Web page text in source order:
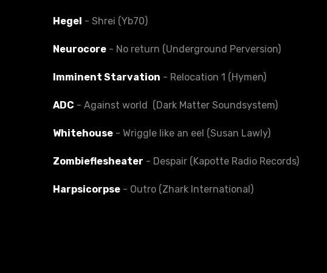
Hegel - Shrei (Yb70)
Neurocore - No return (Underground Perversion)
Imminent Starvation - Relocation 1 (Hymen)
ADC - Against world (Dark Matter Soundsystem)
Whitehouse - Wriggle like an eel (Susan Lawly)
Zombieflesheater - Despair (Kapotte Radio Records)
Harpsicorpse - Outro (Zhark International)